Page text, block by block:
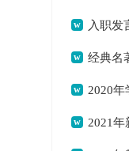
700字[本
字]
入职发
篇[本文共
经典名
读后感怎
共2994字]
2020年
组理论学
2021年